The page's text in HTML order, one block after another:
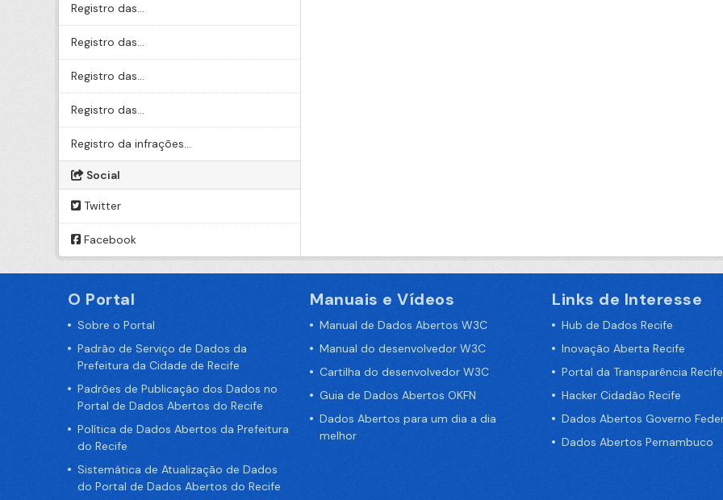
Registro das...
Registro das...
Registro das...
Registro das...
Registro da infrações...
Social
Twitter
Facebook
O Portal
Sobre o Portal
Padrão de Serviço de Dados da
Prefeitura da Cidade de Recife
Padrões de Publicação dos Dados no
Portal de Dados Abertos do Recife
Política de Dados Abertos da Prefeitura
do Recife
Sistemática de Atualização de Dados
do Portal de Dados Abertos do Recife
Manuais e Vídeos
Manual de Dados Abertos W3C
Manual do desenvolvedor W3C
Cartilha do desenvolvedor W3C
Guia de Dados Abertos OKFN
Dados Abertos para um dia a dia
melhor
Links de Interesse
Hub de Dados Recife
Inovação Aberta Recife
Portal da Transparência Recife
Hacker Cidadão Recife
Dados Abertos Governo
Dados Abertos Pernambuco